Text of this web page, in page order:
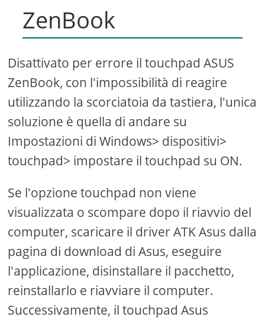
ZenBook
Disattivato per errore il touchpad ASUS
ZenBook, con l'impossibilità di reagire
utilizzando la scorciatoia da tastiera, l'unica
soluzione è quella di andare su
Impostazioni di Windows> dispositivi>
touchpad> impostare il touchpad su ON.
Se l'opzione touchpad non viene
visualizzata o scompare dopo il riavvio del
computer, scaricare il driver ATK Asus dalla
pagina di download di Asus, eseguire
l'applicazione, disinstallare il pacchetto,
reinstallarlo e riavviare il computer.
Successivamente, il touchpad Asus